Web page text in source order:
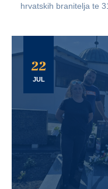
hrvatskih branitelja te
22
JUL